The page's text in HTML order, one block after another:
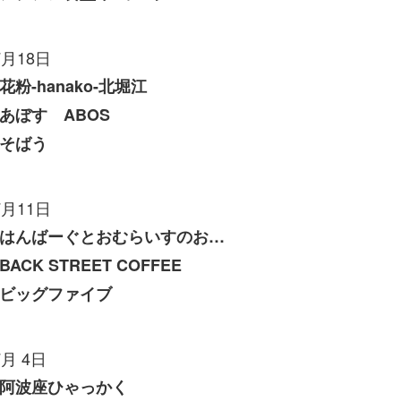
18日
粉-hanako-北堀江
ぼす ABOS
ばう
11日
はんばーぐとおむらいすのお店 いくら
STREET COFFEE
ッグファイブ
4日
波座ひゃっかく